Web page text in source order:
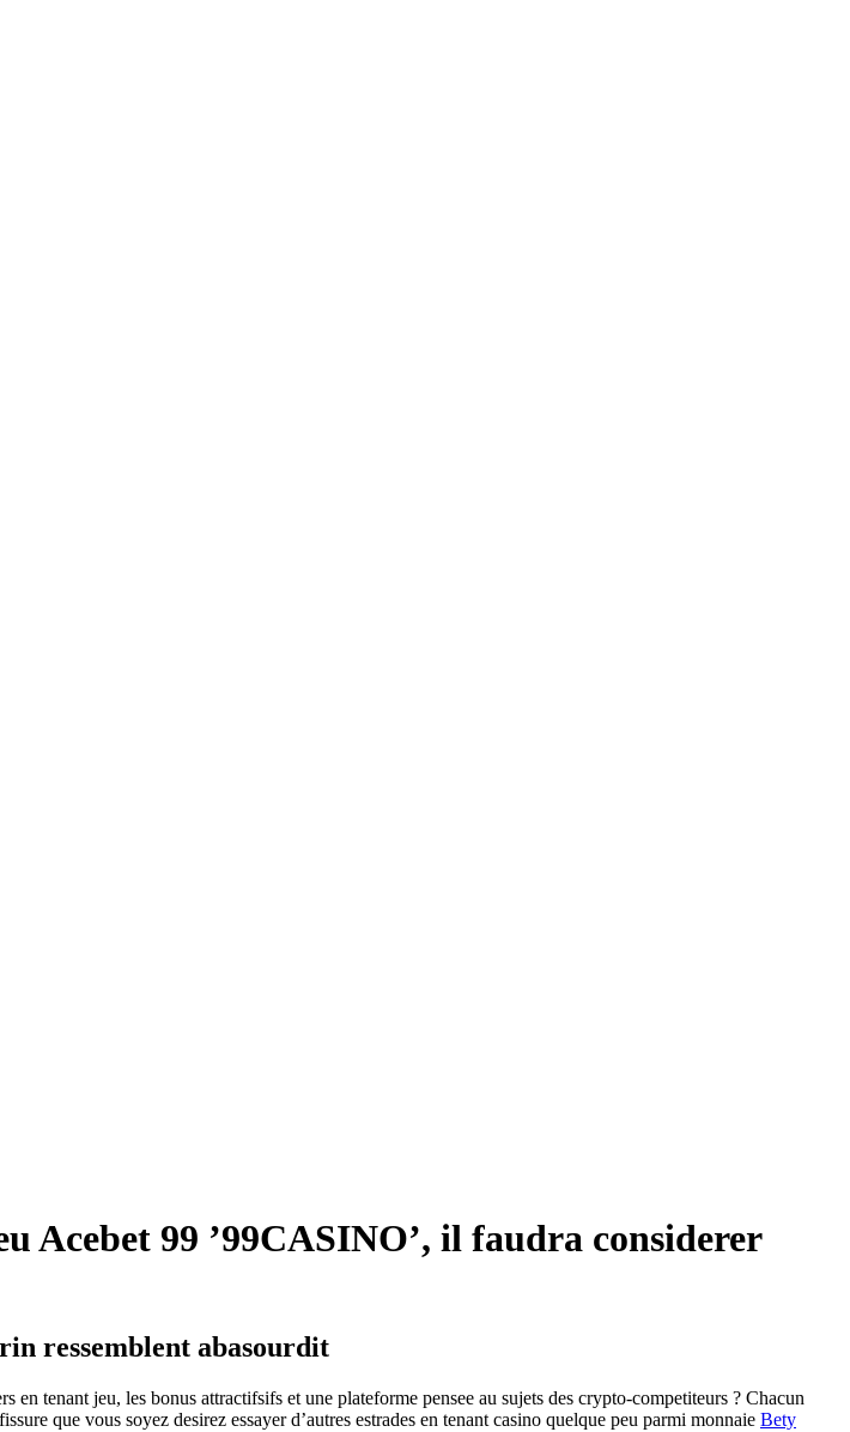
Acebet 99 ’99CASINO’, il faudra considerer
ressemblent abasourdit
tenant jeu, les bonus attractifsifs et une plateforme pensee au sujets des crypto-competiteurs ? Chacun
que vous soyez desirez essayer d’autres estrades en tenant casino quelque peu parmi monnaie Bety